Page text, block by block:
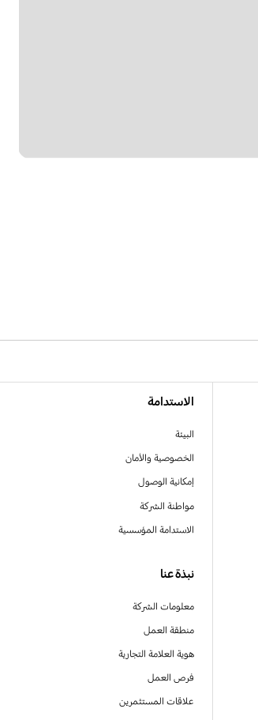
الاستدامة
البيئة
الخصوصية والأمان
إمكانية الوصول
مواطنة الشركة
الاستدامة المؤسسية
نبذة عنا
معلومات الشركة
منطقة العمل
هوية العلامة التجارية
فرص العمل
علاقات المستثمرين